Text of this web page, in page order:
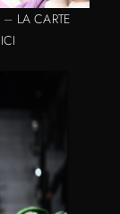
– LA CARTE
ICI